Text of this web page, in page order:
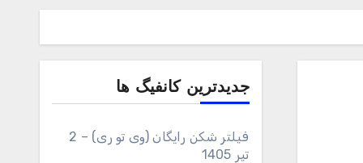
جدیدترین کانفیگ ها
فیلتر شکن رایگان (وی تو ری) – 2
تیر 1405